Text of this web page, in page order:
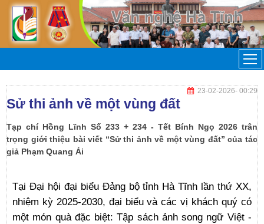
23-02-2026- 00:29
Sử thi ảnh về một vùng đất
Tạp chí Hồng Lĩnh Số 233 + 234 - Tết Bính Ngọ 2026 trân
trọng giới thiệu bài viết “Sử thi ảnh về một vùng đất” của tác
giả Phạm Quang Ái
Tại Đại hội đại biểu Đảng bộ tỉnh Hà Tĩnh lần thứ XX,
nhiệm kỳ 2025-2030, đại biểu và các vị khách quý có
một món quà đặc biệt: Tập sách ảnh song ngữ Việt -